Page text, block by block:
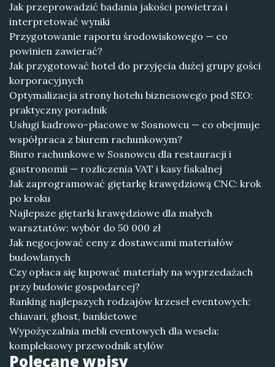
Jak przeprowadzić badania jakości powietrza i
interpretować wyniki
Przygotowanie raportu środowiskowego — co
powinien zawierać?
Jak przygotować hotel do przyjęcia dużej grupy gości
korporacyjnych
Optymalizacja strony hotelu biznesowego pod SEO:
praktyczny poradnik
Usługi kadrowo-płacowe w Sosnowcu — co obejmuje
współpraca z biurem rachunkowym?
Biuro rachunkowe w Sosnowcu dla restauracji i
gastronomii — rozliczenia VAT i kasy fiskalnej
Jak zaprogramować giętarkę krawędziową CNC: krok
po kroku
Najlepsze giętarki krawędziowe dla małych
warsztatów: wybór do 50 000 zł
Jak negocjować ceny z dostawcami materiałów
budowlanych
Czy opłaca się kupować materiały na wyprzedażach
przy budowie gospodarcej?
Ranking najlepszych rodzajów krzeseł eventowych:
chiavari, ghost, bankietowe
Wypożyczalnia mebli eventowych dla wesela:
kompleksowy przewodnik stylów
Polecane wpisy